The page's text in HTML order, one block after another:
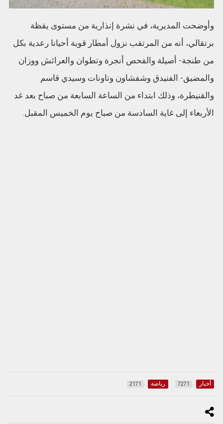
وأوضحت المديرية، في نشرة إنذارية من مستوى يقظة
برتقالي، أنه من المرتقب نزول أمطار قوية أحيانا رعدية بكل
من طنجة- أصيلة والفحص أنجرة وتطوان والعرائش ووزان
والمضيق- الفنيدق وشفشاون وتاونات وسيدي قاسم
والقنيطرة، وذلك ابتداء من الساعة السابعة من صباح بعد غد
الأربعاء إلى غاية السادسة من صباح يوم الخميس المقبل.
أخبار 7271 رياضة 2171